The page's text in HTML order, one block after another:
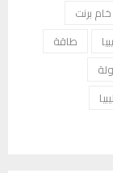
خام برنت
طاقة